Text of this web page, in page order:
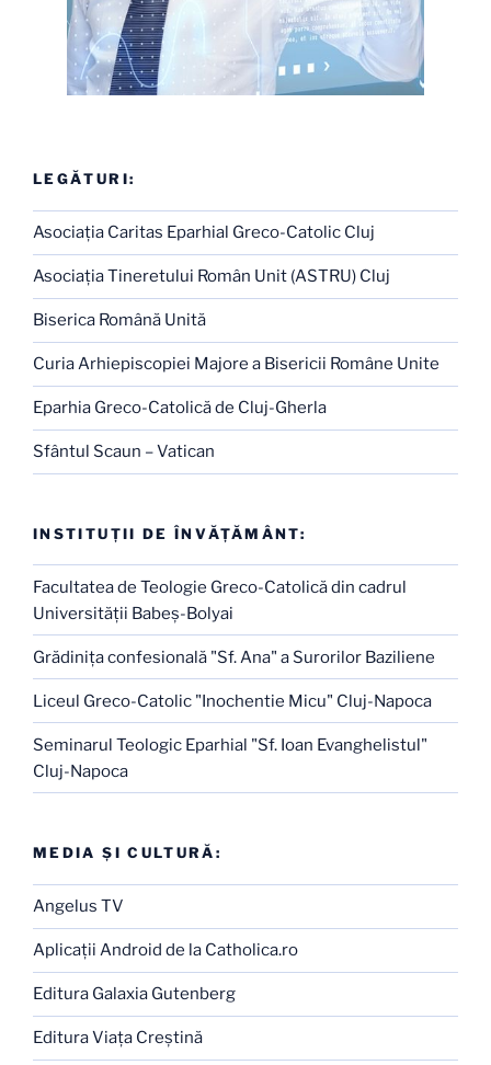
LEGĂTURI:
Asociaţia Caritas Eparhial Greco-Catolic Cluj
Asociaţia Tineretului Român Unit (ASTRU) Cluj
Biserica Română Unită
Curia Arhiepiscopiei Majore a Bisericii Române Unite
Eparhia Greco-Catolică de Cluj-Gherla
Sfântul Scaun – Vatican
INSTITUŢII DE ÎNVĂŢĂMÂNT:
Facultatea de Teologie Greco-Catolică din cadrul
Universităţii Babeş-Bolyai
Grădiniţa confesională "Sf. Ana" a Surorilor Baziliene
Liceul Greco-Catolic "Inochentie Micu" Cluj-Napoca
Seminarul Teologic Eparhial "Sf. Ioan Evanghelistul"
Cluj-Napoca
MEDIA ŞI CULTURĂ:
Angelus TV
Aplicaţii Android de la Catholica.ro
Editura Galaxia Gutenberg
Editura Viaţa Creştină